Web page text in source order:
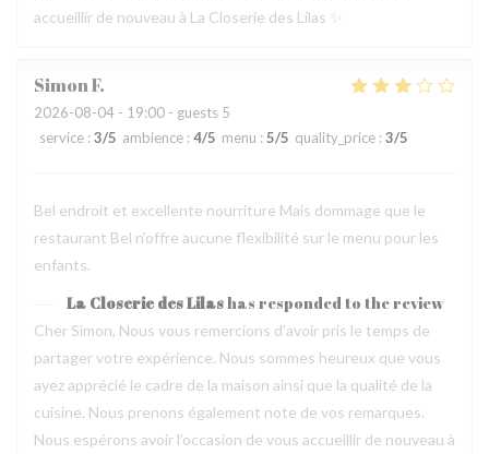
accueillir de nouveau à La Closerie des Lilas ✨
SimonF
2026-08-04 - 19:00 - guests 5
service : 3/5 ambience : 4/5 menu : 5/5 quality_price : 3/5
Bel endroit et excellente nourriture Mais dommage que le
restaurant Bel n’offre aucune flexibilité sur le menu pour les
enfants.
La Closerie des Lilashas responded to the review
Cher Simon, Nous vous remercions d’avoir pris le temps de
partager votre expérience. Nous sommes heureux que vous
ayez apprécié le cadre de la maison ainsi que la qualité de la
cuisine. Nous prenons également note de vos remarques.
Nous espérons avoir l’occasion de vous accueillir de nouveau à